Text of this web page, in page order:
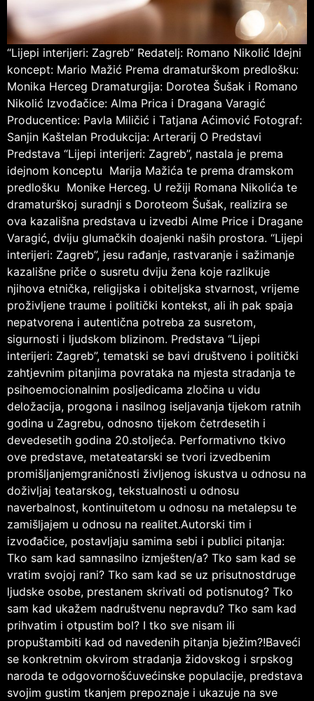
“Lijepi interijeri: Zagreb” Redatelj: Romano Nikolić Idejni
koncept: Mario Mažić Prema dramaturškom predlošku:
Monika Herceg Dramaturgija: Dorotea Šušak i Romano
Nikolić Izvođačice: Alma Prica i Dragana Varagić
Producentice: Pavla Miličić i Tatjana Aćimović Fotograf:
Sanjin Kaštelan Produkcija: Arterarij O Predstavi
Predstava “Lijepi interijeri: Zagreb”, nastala je prema
idejnom konceptu Marija Mažića te prema dramskom
predlošku Monike Herceg. U režiji Romana Nikolića te
dramaturškoj suradnji s Doroteom Šušak, realizira se
ova kazališna predstava u izvedbi Alme Price i Dragane
Varagić, dviju glumačkih doajenki naših prostora. “Lijepi
interijeri: Zagreb”, jesu rađanje, rastvaranje i sažimanje
kazališne priče o susretu dviju žena koje razlikuje
njihova etnička, religijska i obiteljska stvarnost, vrijeme
proživljene traume i politički kontekst, ali ih pak spaja
nepatvorena i autentična potreba za susretom,
sigurnosti i ljudskom blizinom. Predstava “Lijepi
interijeri: Zagreb”, tematski se bavi društveno i politički
zahtjevnim pitanjima povrataka na mjesta stradanja te
psihoemocionalnim posljedicama zločina u vidu
deložacija, progona i nasilnog iseljavanja tijekom ratnih
godina u Zagrebu, odnosno tijekom četrdesetih i
devedesetih godina 20.stoljeća. Performativno tkivo
ove predstave, metateatarski se tvori izvedbenim
promišljanjemgraničnosti življenog iskustva u odnosu na
doživljaj teatarskog, tekstualnosti u odnosu
naverbalnost, kontinuitetom u odnosu na metalepsu te
zamišljajem u odnosu na realitet.Autorski tim i
izvođačice, postavljaju samima sebi i publici pitanja:
Tko sam kad samnasilno izmješten/a? Tko sam kad se
vratim svojoj rani? Tko sam kad se uz prisutnostdruge
ljudske osobe, prestanem skrivati od potisnutog? Tko
sam kad ukažem nadruštvenu nepravdu? Tko sam kad
prihvatim i otpustim bol? I tko sve nisam ili
propuštambiti kad od navedenih pitanja bježim?!Baveći
se konkretnim okvirom stradanja židovskog i srpskog
naroda te odgovornošćuvećinske populacije, predstava
svojim gustim tkanjem prepoznaje i ukazuje na sve